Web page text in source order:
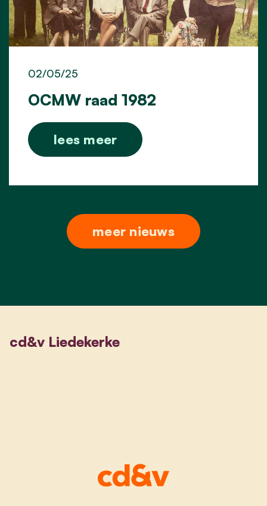
OCMW raad 1982
02/05/25
lees meer
meer nieuws
cd&v Liedekerke